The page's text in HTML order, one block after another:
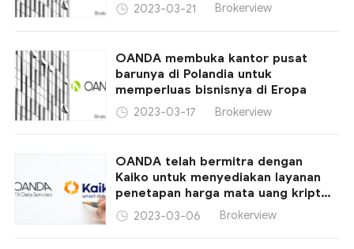
2023-03-21 Brokerview
OANDA membuka kantor pusat
barunya di Polandia untuk
memperluas bisnisnya di Eropa
2023-03-17 Brokerview
OANDA telah bermitra dengan
Kaiko untuk menyediakan layanan
penetapan harga mata uang kripto
yang dapat diaudit
2023-03-06 Brokerview